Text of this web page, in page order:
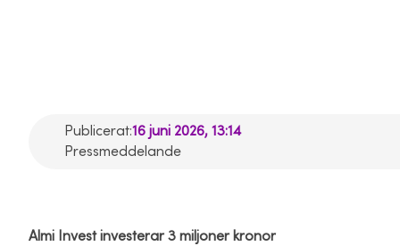
Publicerat:16 juni 2026, 13:14
Pressmeddelande
Almi Invest investerar 3 miljoner kronor